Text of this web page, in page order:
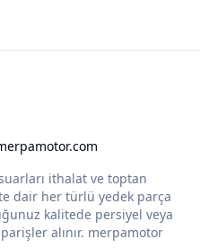
ithalat ve toptan
dair her türlü yedek parça
kalitede persiyel veya
alınır. merpamotor